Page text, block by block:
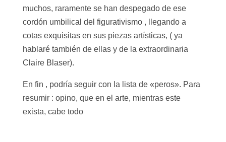
muchos, raramente se han despegado de ese
cordón umbilical del figurativismo , llegando a
cotas exquisitas en sus piezas artísticas, ( ya
hablaré también de ellas y de la extraordinaria
Claire Blaser).
En fin , podría seguir con la lista de «peros». Para
resumir : opino, que en el arte, mientras este
exista, cabe todo